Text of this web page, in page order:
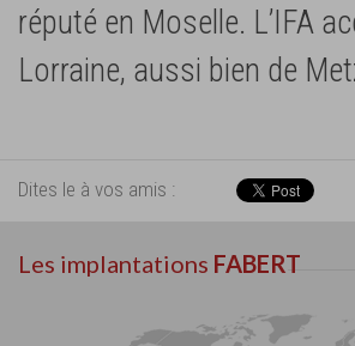
réputé en Moselle. L’IFA
Lorraine, aussi bien de
Dites le à vos amis :
Les implantations FABERT